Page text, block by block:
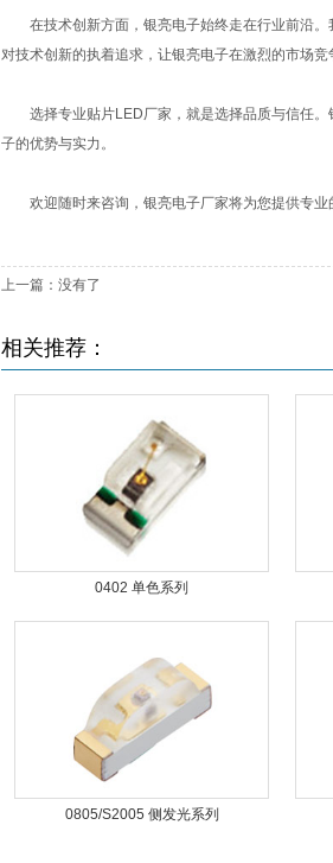
在技术创新方面，银亮电子始终走在行业前沿。
对技术创新的执着追求，让银亮电子在激烈的市场
选择专业贴片LED厂家，就是选择品质与信任。
子的优势与实力。
欢迎随时来咨询，银亮电子厂家将为您提供专业
上一篇：没有了
相关推荐：
0402 单色系列
0805/S2005 侧发光系列